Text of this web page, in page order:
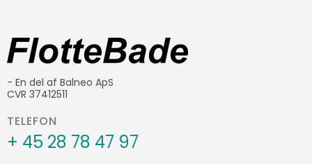
- En del af Balneo ApS
CVR 37412511
TELEFON
+ 45 28 78 47 97